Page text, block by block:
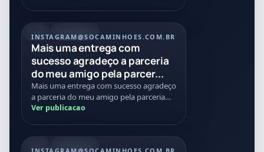
INSTAGRAM@SOCAMINHOES.COM.BR
Mais uma entrega com
sucesso agradeço a parceria
do meu amigo pela parcer...
Mais uma entrega com sucesso agradeço
a parceria do meu amigo pela parceria
nessa negociação Tmj
Ver publicacao